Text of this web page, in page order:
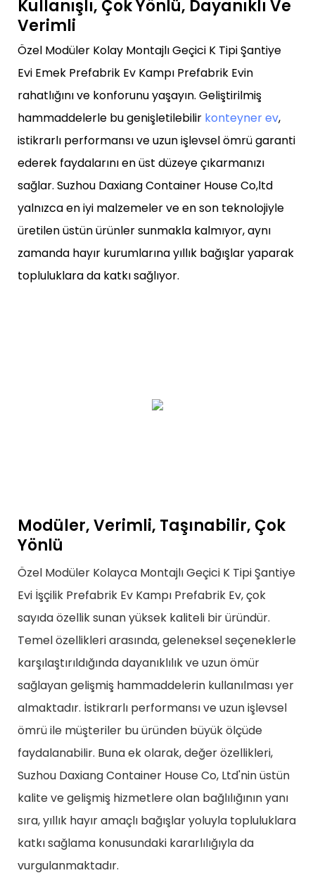
Kullanışlı, Çok Yönlü, Dayanıklı Ve
Verimli
Özel Modüler Kolay Montajlı Geçici K Tipi Şantiye
Evi Emek Prefabrik Ev Kampı Prefabrik Evin
rahatlığını ve konforunu yaşayın. Geliştirilmiş
hammaddelerle bu genişletilebilir konteyner ev,
istikrarlı performansı ve uzun işlevsel ömrü garanti
ederek faydalarını en üst düzeye çıkarmanızı
sağlar. Suzhou Daxiang Container House Co,ltd
yalnızca en iyi malzemeler ve en son teknolojiyle
üretilen üstün ürünler sunmakla kalmıyor, aynı
zamanda hayır kurumlarına yıllık bağışlar yaparak
topluluklara da katkı sağlıyor.
Modüler, Verimli, Taşınabilir, Çok
Yönlü
Özel Modüler Kolayca Montajlı Geçici K Tipi Şantiye
Evi İşçilik Prefabrik Ev Kampı Prefabrik Ev, çok
sayıda özellik sunan yüksek kaliteli bir üründür.
Temel özellikleri arasında, geleneksel seçeneklerle
karşılaştırıldığında dayanıklılık ve uzun ömür
sağlayan gelişmiş hammaddelerin kullanılması yer
almaktadır. İstikrarlı performansı ve uzun işlevsel
ömrü ile müşteriler bu üründen büyük ölçüde
faydalanabilir. Buna ek olarak, değer özellikleri,
Suzhou Daxiang Container House Co, Ltd'nin üstün
kalite ve gelişmiş hizmetlere olan bağlılığının yanı
sıra, yıllık hayır amaçlı bağışlar yoluyla topluluklara
katkı sağlama konusundaki kararlılığıyla da
vurgulanmaktadır.